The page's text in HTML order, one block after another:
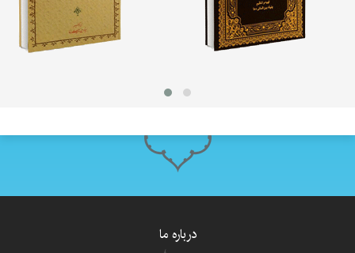
درباره ما